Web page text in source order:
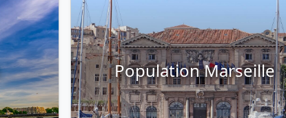
Population Marseille